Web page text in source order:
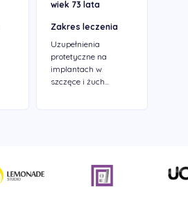
wiek 73 lata
Zakres leczenia
Uzupełnienia
protetyczne na
implantach w
szczęce i żuch...